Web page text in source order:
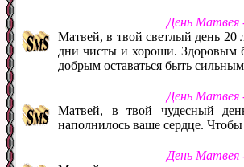
День Матвея
Матвей, в твой светлый день 20
дни чисты и хороши. Здоровым
добрым оставаться быть
День Матвея
Матвей, в твой чудесный
наполнилось ваше сердце.
День Матвея